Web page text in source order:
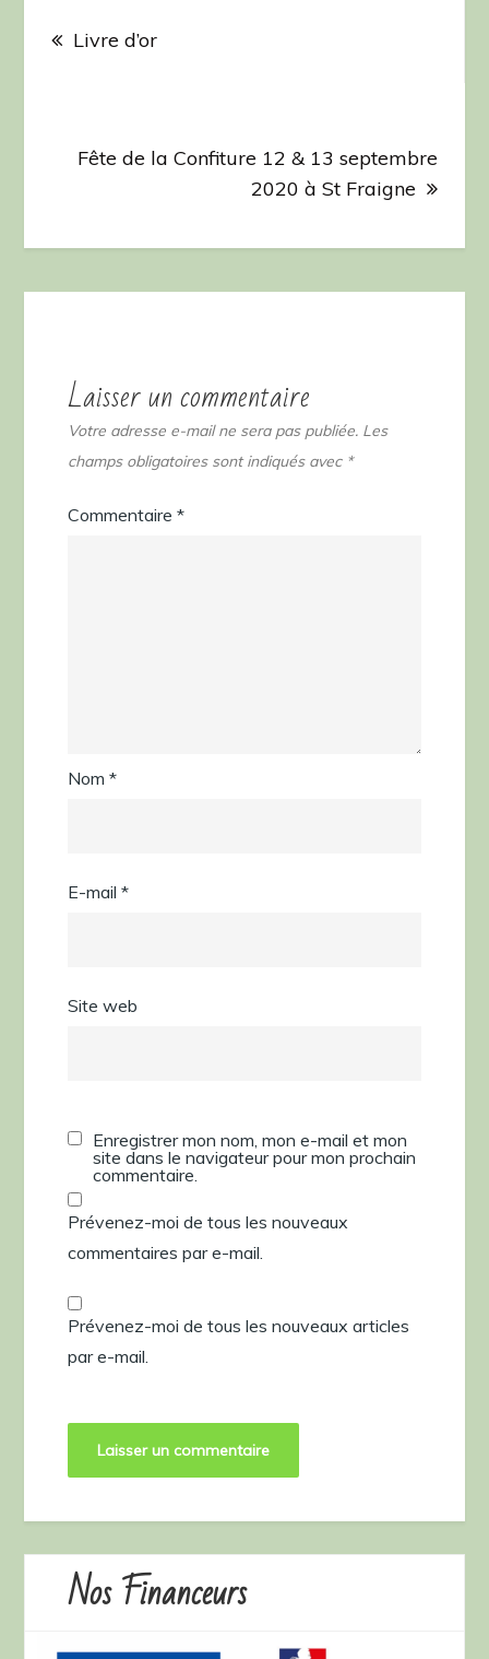
de
l’article
Livre d’or
Fête de la Confiture 12 & 13 septembre
2020 à St Fraigne
Laisser un commentaire
Votre adresse e-mail ne sera pas publiée. Les
champs obligatoires sont indiqués avec *
Commentaire*
Nom*
E-mail*
Site web
Enregistrer mon nom, mon e-mail et mon
site dans le navigateur pour mon prochain
commentaire.
Prévenez-moi de tous les nouveaux
commentaires par e-mail.
Prévenez-moi de tous les nouveaux articles
par e-mail.
Nos Financeurs